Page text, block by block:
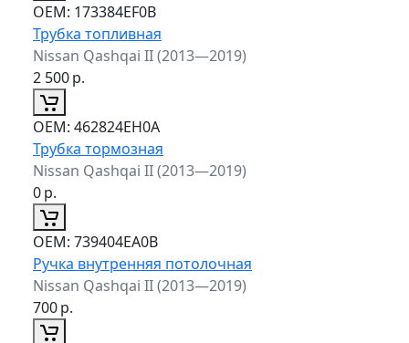
ОЕМ: 173384EF0B
Трубка топливная
Nissan Qashqai II (2013—2019)
2 500р.
ОЕМ: 462824EH0A
Трубка тормозная
Nissan Qashqai II (2013—2019)
0р.
ОЕМ: 739404EA0B
Ручка внутренняя потолочная
Nissan Qashqai II (2013—2019)
700р.